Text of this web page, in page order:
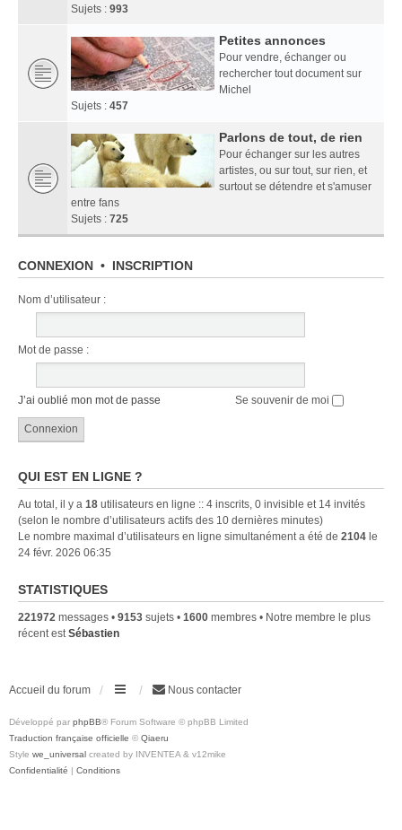
Sujets : 993
Petites annonces
Pour vendre, échanger ou
rechercher tout document sur
Michel
Sujets : 457
Parlons de tout, de rien
Pour échanger sur les autres
artistes, ou sur tout, sur rien, et
surtout se détendre et s'amuser
entre fans
Sujets : 725
CONNEXION • INSCRIPTION
Nom d’utilisateur :
Mot de passe :
J’ai oublié mon mot de passe Se souvenir de moi
QUI EST EN LIGNE ?
Au total, il y a 18 utilisateurs en ligne :: 4 inscrits, 0 invisible et 14 invités
(selon le nombre d’utilisateurs actifs des 10 dernières minutes)
Le nombre maximal d’utilisateurs en ligne simultanément a été de 2104 le
24 févr. 2026 06:35
STATISTIQUES
221972 messages • 9153 sujets • 1600 membres • Notre membre le plus
récent estSébastien
Accueil du forum Nous contacter
Développé par phpBB® Forum Software © phpBB Limited
Traduction française officielle © Qiaeru
Style we_universal created by INVENTEA & v12mike
Confidentialité | Conditions